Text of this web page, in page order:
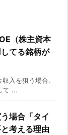
（株主資本
てる銘柄が
入を狙う場合、
て ...
場合「タイ
考える理由